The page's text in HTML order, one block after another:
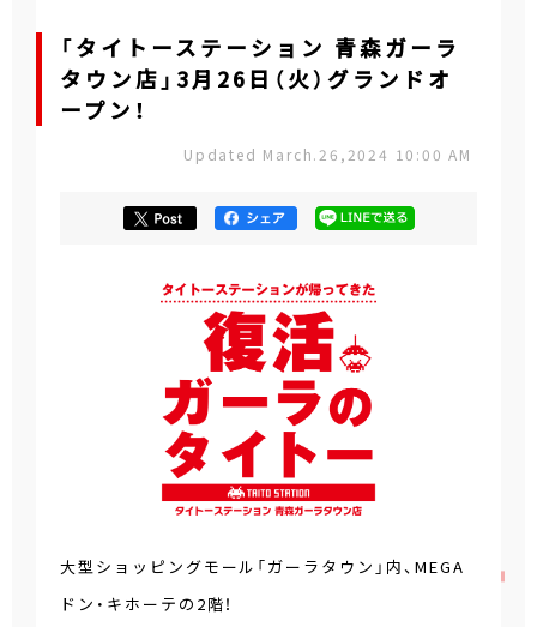
「タイトーステーション 青森ガーラ
タウン店」3月26日（火）グランドオ
ープン！
Updated March.26,2024 10:00 AM
大型ショッピングモール「ガーラタウン」内、MEGA
ドン・キホーテの2階！